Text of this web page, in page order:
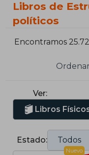
Libros de
políticos
Encontramos
Ver:
Libros
Estado: Todos
Nuevo